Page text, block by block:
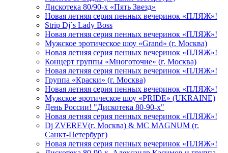
Дискотека 80/90-х «Пять Звезд»
Новая летняя серия пенных вечеринок «ПЛЯЖ»!
Strip Dj`s Lady Boss
Новая летняя серия пенных вечеринок «ПЛЯЖ»!
Мужское эротическое шоу «Grand» (г. Москва)
Новая летняя серия пенных вечеринок «ПЛЯЖ»!
Концерт группы «Многоточие» (г. Москва)
Новая летняя серия пенных вечеринок «ПЛЯЖ»!
Группа «Краски» (г. Москва)
Новая летняя серия пенных вечеринок «ПЛЯЖ»!
Мужское эротическое шоу «PRIDE» (UKRAINE)
День России! "Дискотека 80-90-х"
Новая летняя серия пенных вечеринок «ПЛЯЖ»!
Dj ZVEREV(г. Москва) & MC MAGNUM (г.
Санкт-Петербург)
Новая летняя серия пенных вечеринок «ПЛЯЖ»!